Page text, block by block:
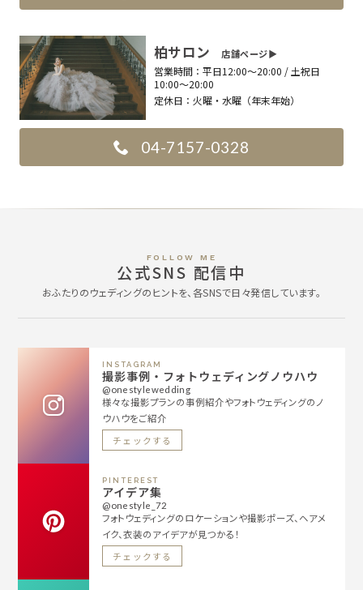
柏サロン店舗ページ▶︎
営業時間： 平日12:00〜20:00 / 土祝日
10:00〜20:00
定休日： 火曜・水曜（年末年始）
04-7157-0328
FOLLOW ME
公式SNS 配信中
おふたりのウェディングのヒントを、各SNSで日々発信しています。
INSTAGRAM
撮影事例・フォトウェディングノウハウ
@onestylewedding
様々な撮影プランの事例紹介やフォトウェディングのノ
ウハウをご紹介
チェックする
PINTEREST
アイデア集
@onestyle_72
フォトウェディングのロケーションや撮影ポーズ、ヘアメ
イク、衣装のアイデアが見つかる！
チェックする